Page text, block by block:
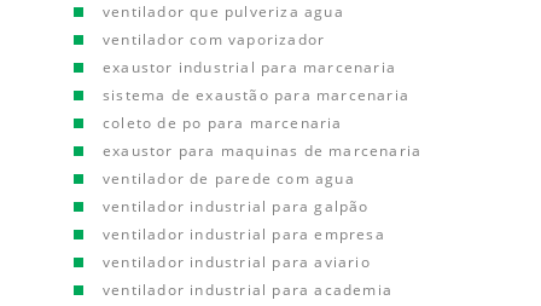
ventilador que pulveriza agua
ventilador com vaporizador
exaustor industrial para marcenaria
sistema de exaustão para marcenaria
coleto de po para marcenaria
exaustor para maquinas de marcenaria
ventilador de parede com agua
ventilador industrial para galpão
ventilador industrial para empresa
ventilador industrial para aviario
ventilador industrial para academia